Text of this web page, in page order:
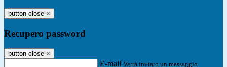
button close ×
Recupero password
button close ×
E-mail Verrà inviato un messaggio